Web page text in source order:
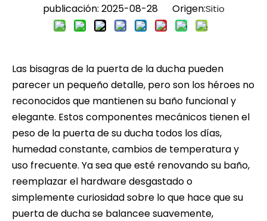
publicación: 2025-08-28 Origen:Sitio
Las bisagras de la puerta de la ducha pueden
parecer un pequeño detalle, pero son los héroes no
reconocidos que mantienen su baño funcional y
elegante. Estos componentes mecánicos tienen el
peso de la puerta de su ducha todos los días,
humedad constante, cambios de temperatura y
uso frecuente. Ya sea que esté renovando su baño,
reemplazar el hardware desgastado o
simplemente curiosidad sobre lo que hace que su
puerta de ducha se balancee suavemente,